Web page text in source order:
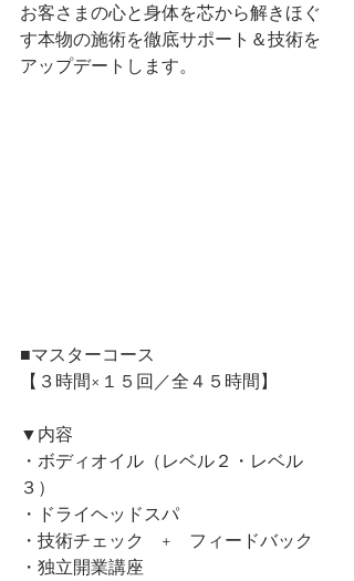
お客さまの心と身体を芯から解きほぐ
す本物の施術を徹底サポート＆技術を
アップデートします。
■マスターコース
【３時間×１５回／全４５時間】
▼内容
・ボディオイル（レベル２・レベル
３）
・ドライヘッドスパ
・技術チェック　+　フィードバック
・独立開業講座　​